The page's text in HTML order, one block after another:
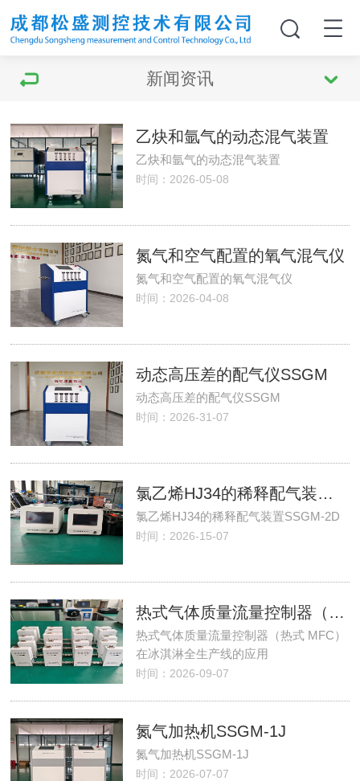
新闻资讯
乙炔和氩气的动态混气装置
乙炔和氩气的动态混气装置
时间：2026-05-08
氮气和空气配置的氧气混气仪
氮气和空气配置的氧气混气仪
时间：2026-04-08
动态高压差的配气仪SSGM
动态高压差的配气仪SSGM
时间：2026-31-07
氯乙烯HJ34的稀释配气装置SSGM-2D
氯乙烯HJ34的稀释配气装置SSGM-2D
时间：2026-15-07
热式气体质量流量控制器（热式 MFC）在冰淇淋全生产线的应用
热式气体质量流量控制器（热式 MFC）
在冰淇淋全生产线的应用
时间：2026-09-07
氮气加热机SSGM-1J
氮气加热机SSGM-1J
时间：2026-07-07